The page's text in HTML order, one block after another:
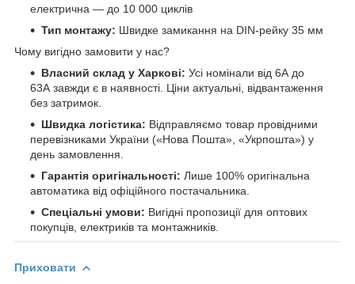
електрична — до 10 000 циклів
Тип монтажу: Швидке замикання на DIN-рейку 35 мм
Чому вигідно замовити у нас?
Власний склад у Харкові: Усі номінали від 6А до
63А завжди є в наявності. Ціни актуальні, відвантаження
без затримок.
Швидка логістика: Відправляємо товар провідними
перевізниками України («Нова Пошта», «Укрпошта») у
день замовлення.
Гарантія оригінальності: Лише 100% оригінальна
автоматика від офіційного постачальника.
Спеціальні умови: Вигідні пропозиції для оптових
покупців, електриків та монтажників.
Приховати